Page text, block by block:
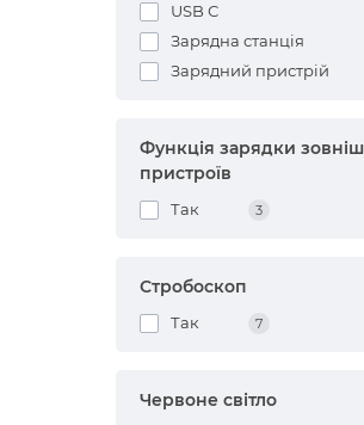
USB С
Зарядна станція
Зарядний пристрій
Функція зарядки
пристроїв
Так 3
Стробоскоп
Так 7
Червоне світло